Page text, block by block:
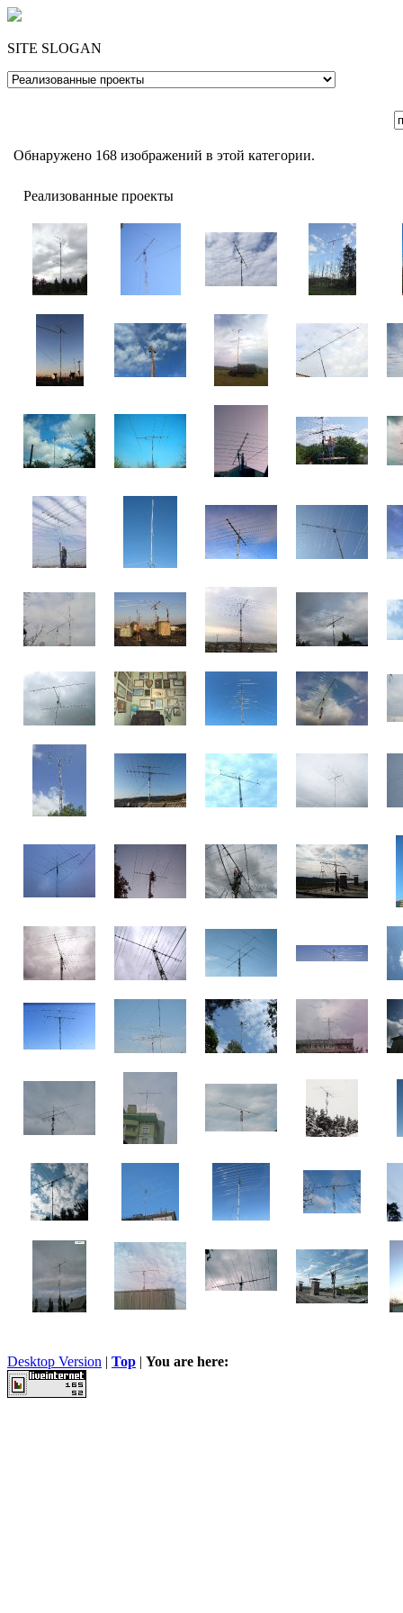
SITE SLOGAN
Обнаружено 168 изображений в этой категории.
Реализованные проекты
Desktop Version | Top | You are here: